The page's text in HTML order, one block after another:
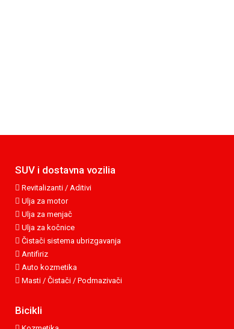
SUV i dostavna vozilia
Revitalizanti / Aditivi
Ulja za motor
Ulja za menjač
Ulja za kočnice
Čistači sistema ubrizgavanja
Antifiriz
Auto kozmetika
Masti / Čistači / Podmazivači
Bicikli